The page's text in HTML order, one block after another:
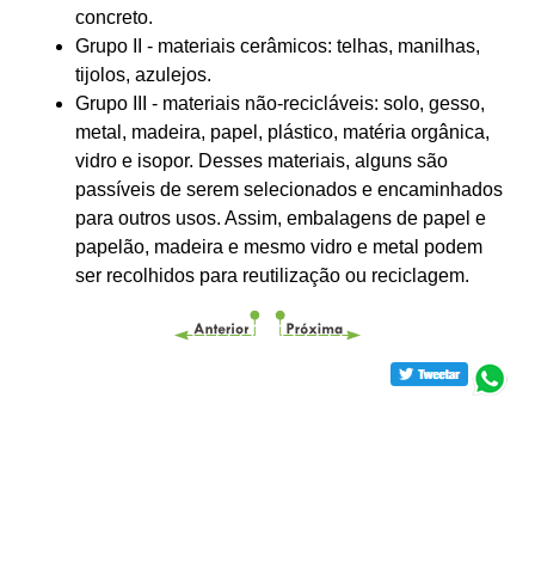
concreto.
Grupo II - materiais cerâmicos: telhas, manilhas,
tijolos, azulejos.
Grupo III - materiais não-recicláveis: solo, gesso,
metal, madeira, papel, plástico, matéria orgânica,
vidro e isopor. Desses materiais, alguns são
passíveis de serem selecionados e encaminhados
para outros usos. Assim, embalagens de papel e
papelão, madeira e mesmo vidro e metal podem
ser recolhidos para reutilização ou reciclagem.